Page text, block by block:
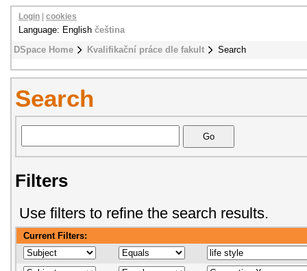
DSpace Home Kvalifikační práce dle fakult Search
Login cookies
Language: English čeština
Search
Filters
Use filters to refine the search results.
Current Filters: